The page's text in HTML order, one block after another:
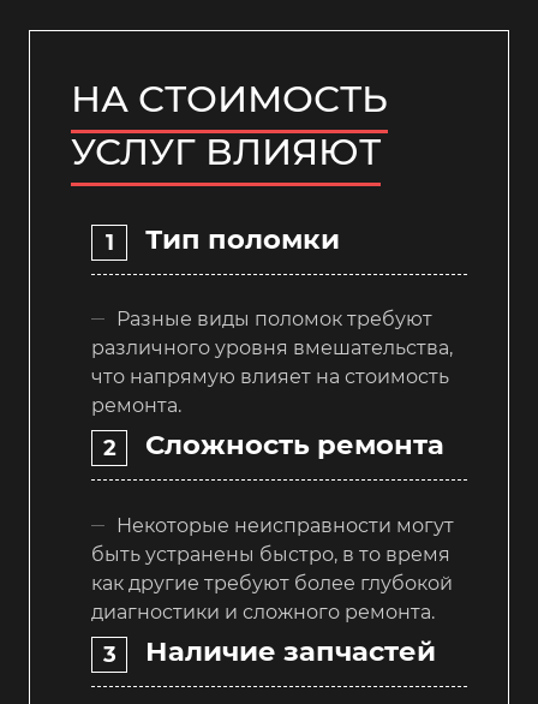
НА СТОИМОСТЬ
УСЛУГ ВЛИЯЮТ
Тип поломки
Разные виды поломок требуют
различного уровня вмешательства,
что напрямую влияет на стоимость
ремонта.
Сложность ремонта
Некоторые неисправности могут
быть устранены быстро, в то время
как другие требуют более глубокой
диагностики и сложного ремонта.
Наличие запчастей